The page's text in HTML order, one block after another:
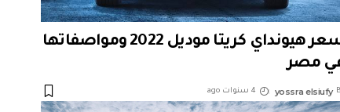
سعر هيونداي كريتا موديل 2022 ومواصفاتها
مصر
yossra elsiufy 4 سنوات ago